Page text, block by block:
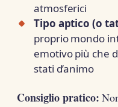
atmosferici
Tipo aptico (o
proprio mondo
emotivo più che
stati d’animo
Consiglio pratico: